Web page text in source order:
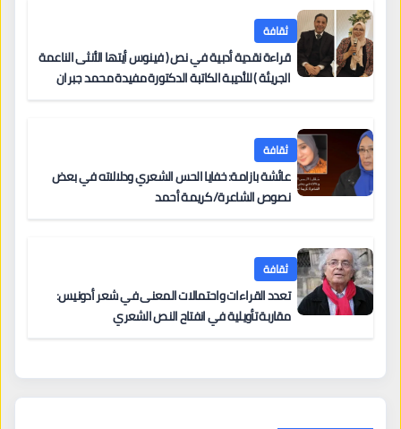
ثقافة
قراءة نقدية أدبية في نص ( فينوس أيتها الأنثى الناعمة
الجريئة ) للأديبة الكاتبة الدكتورة مفيدة محمد جبران
ثقافة
عائشة بازامة: خفايا الحس الشعري ودلالاته في بعض
نصوص الشاعرة/ كريمة أحمد
ثقافة
تعدد القراءات واحتمالات المعنى في شعر أدونيس:
مقاربة تأويلية في انفتاح النص الشعري